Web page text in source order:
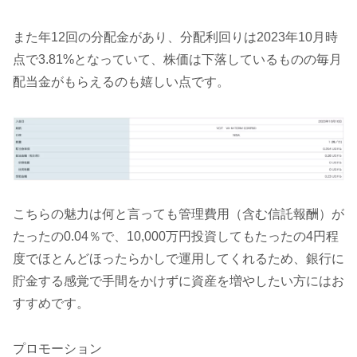
また年12回の分配金があり、分配利回りは2023年10月時
点で3.81%となっていて、株価は下落しているものの毎月
配当金がもらえるのも嬉しい点です。
こちらの魅力は何と言っても管理費用（含む信託報酬）が
たったの0.04％で、10,000万円投資してもたったの4円程
度でほとんどほったらかしで運用してくれるため、銀行に
貯金する感覚で手間をかけずに資産を増やしたい方にはお
すすめです。
プロモーション